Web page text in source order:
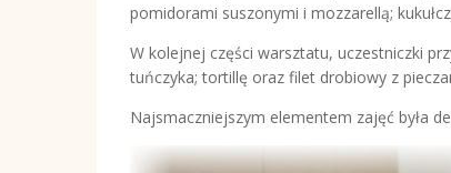
pomidorami suszonymi i mozzarellą;
W kolejnej części warsztatu, uczestniczki
tuńczyka; tortillę oraz filet drobiowy z
Najsmaczniejszym elementem zajęć była